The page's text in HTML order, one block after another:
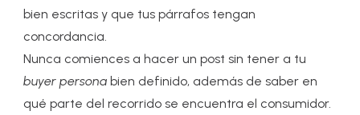
bien escritas y que tus párrafos tengan
concordancia.
Nunca comiences a hacer un post sin tener a tu
buyer persona bien definido, además de saber en
qué parte del recorrido se encuentra el consumidor.